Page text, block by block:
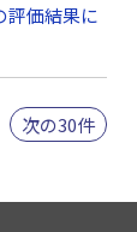
評価結果に
次の30件